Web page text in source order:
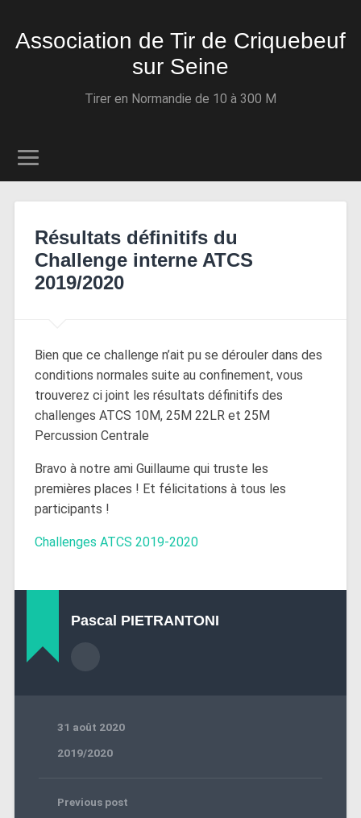
Association de Tir de Criquebeuf
sur Seine
Tirer en Normandie de 10 à 300 M
Résultats définitifs du
Challenge interne ATCS
2019/2020
Bien que ce challenge n’ait pu se dérouler dans des
conditions normales suite au confinement, vous
trouverez ci joint les résultats définitifs des
challenges ATCS 10M, 25M 22LR et 25M
Percussion Centrale
Bravo à notre ami Guillaume qui truste les
premières places ! Et félicitations à tous les
participants !
Challenges ATCS 2019-2020
Pascal PIETRANTONI
31 août 2020
2019/2020
Previous post